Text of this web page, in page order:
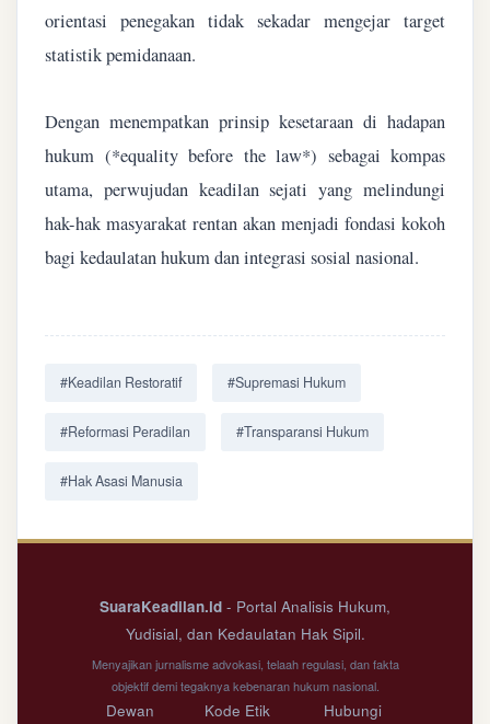
orientasi penegakan tidak sekadar mengejar target
statistik pemidanaan.
Dengan menempatkan prinsip kesetaraan di hadapan
hukum (*equality before the law*) sebagai kompas
utama, perwujudan keadilan sejati yang melindungi
hak-hak masyarakat rentan akan menjadi fondasi kokoh
bagi kedaulatan hukum dan integrasi sosial nasional.
#Keadilan Restoratif #Supremasi Hukum
#Reformasi Peradilan #Transparansi Hukum
#Hak Asasi Manusia
SuaraKeadilan.id - Portal Analisis Hukum,
Yudisial, dan Kedaulatan Hak Sipil.
Menyajikan jurnalisme advokasi, telaah regulasi, dan fakta
objektif demi tegaknya kebenaran hukum nasional.
Dewan Kode Etik Hubungi